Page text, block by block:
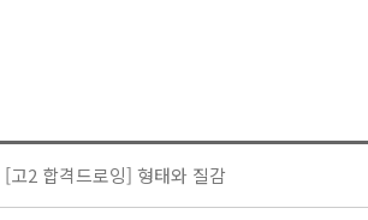
[고2 합격드로잉] 형태와 질감